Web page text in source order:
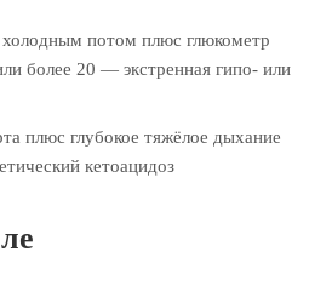
холодным потом плюс глюкометр
более 20 — экстренная гипо- или
плюс глубокое тяжёлое дыхание
кетоацидоз